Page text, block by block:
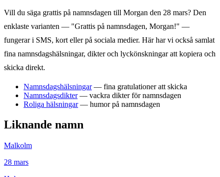
Vill du säga grattis på namnsdagen till Morgan den 28 mars? Den
enklaste varianten — "Grattis på namnsdagen, Morgan!" —
fungerar i SMS, kort eller på sociala medier. Här har vi också samlat
fina namnsdagshälsningar, dikter och lyckönskningar att kopiera och
skicka direkt.
Namnsdagshälsningar — fina gratulationer att skicka
Namnsdagsdikter— vackra dikter för namnsdagen
Roliga hälsningar— humor på namnsdagen
Liknande namn
Malkolm
28 mars